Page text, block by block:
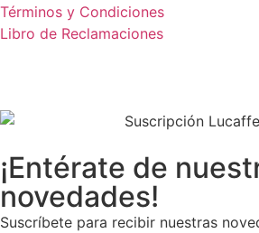
Términos y Condiciones
Libro de Reclamaciones
¡Entérate de
novedades!
Suscríbete para recibir nuestras